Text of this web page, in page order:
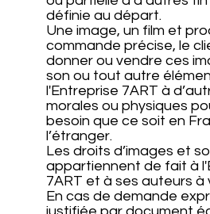
définie au départ.
Une image, un film et
commande précise, le
donner ou vendre ces
son ou tout autre
l'Entreprise 7ART à
morales ou physiques
besoin que ce soit en
l’étranger.
Les droits d’images et
appartiennent de fait à
7ART et à ses auteurs à
En cas de demande